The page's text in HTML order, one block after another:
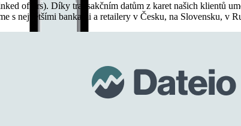
offers). Díky transakčním datům z karet našich klientů
s největšími bankami a retailery v Česku, na Slovensku, v